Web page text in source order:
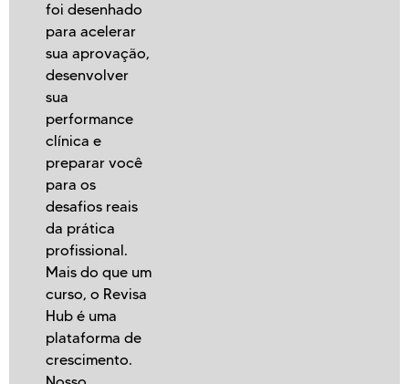
foi desenhado
para acelerar
sua aprovação,
desenvolver
sua
performance
clínica e
preparar você
para os
desafios reais
da prática
profissional.
Mais do que um
curso, o Revisa
Hub é uma
plataforma de
crescimento.